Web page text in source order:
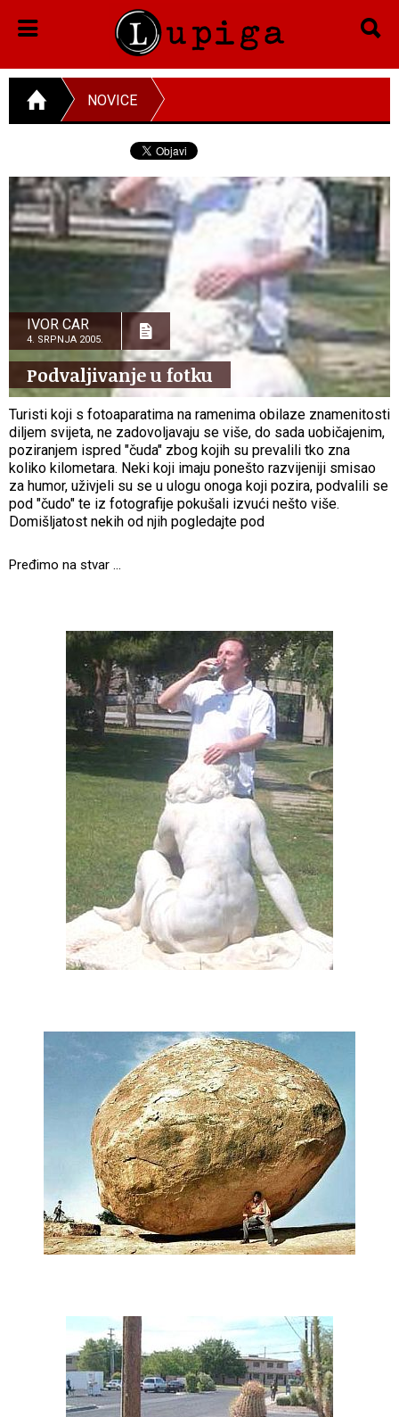
NOVICE
IVOR CAR
4. SRPNJA 2005.
Podvaljivanje u fotku
Turisti koji s fotoaparatima na ramenima obilaze znamenitosti
diljem svijeta, ne zadovoljavaju se više, do sada uobičajenim,
poziranjem ispred "čuda" zbog kojih su prevalili tko zna
koliko kilometara. Neki koji imaju ponešto razvijeniji smisao
za humor, uživjeli su se u ulogu onoga koji pozira, podvalili se
pod "čudo" te iz fotografije pokušali izvući nešto više.
Domišljatost nekih od njih pogledajte pod
Pređimo na stvar ...